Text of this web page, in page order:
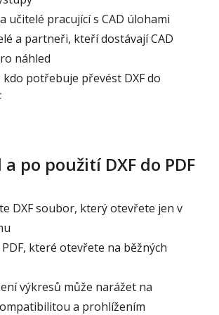
učitelé pracující s CAD úlohami
a partneři, kteří dostávají CAD
náhled
kdo potřebuje převést DXF do
a po použití DXF do PDF
DXF soubor, který otevřete jen v
které otevřete na běžných
výkresů může narážet na
a prohlížením